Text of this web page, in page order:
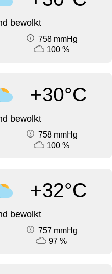
bewolkt
758 mmHg
100 %
+30°C
bewolkt
758 mmHg
100 %
+32°C
bewolkt
757 mmHg
97 %